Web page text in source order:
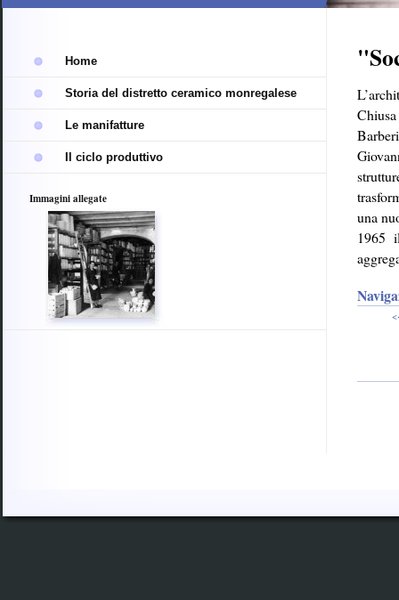
trasparente
Home
Storia del distretto ceramico monregalese
Le manifatture
Il ciclo produttivo
Immagini allegate
una
1965